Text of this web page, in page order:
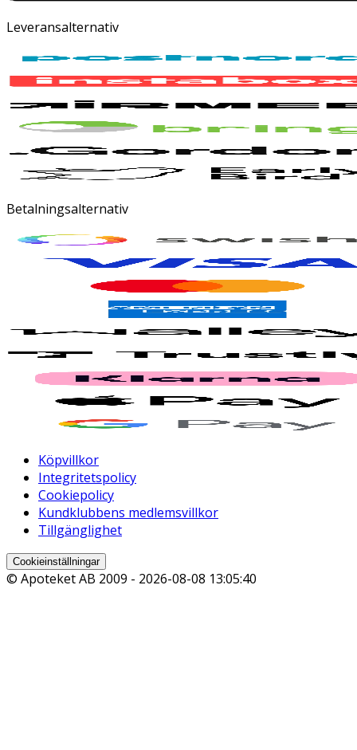
Leveransalternativ
Betalningsalternativ
Köpvillkor
Integritetspolicy
Cookiepolicy
Kundklubbens medlemsvillkor
Tillgänglighet
Cookieinställningar
© Apoteket AB 2009 - 2026-08-08 13:05:40